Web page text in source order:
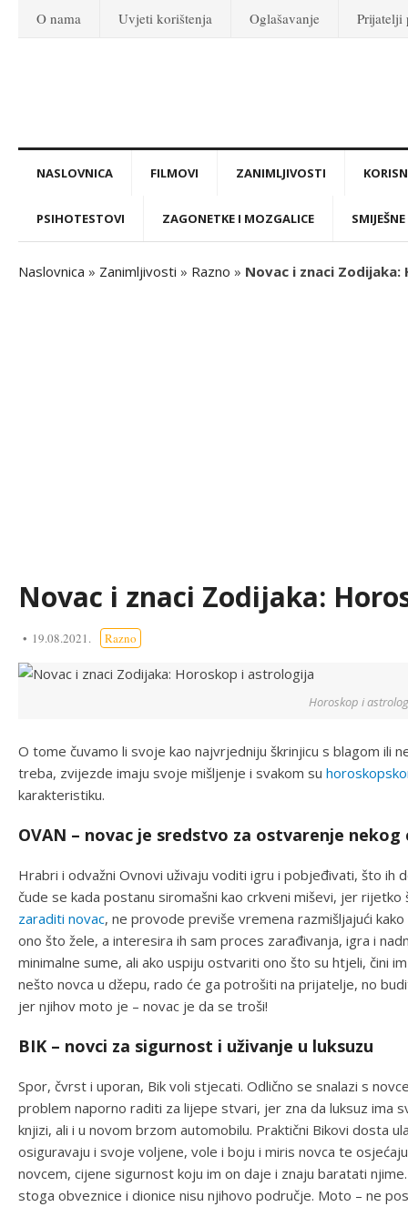
O nama Uvjeti korištenja Oglašavanje Prijatelji
NASLOVNICA FILMOVI ZANIMLJIVOSTI
PSIHOTESTOVI ZAGONETKE I MOZGALICE
Naslovnica » Zanimljivosti » Razno » Novac i znaci
Novac i znaci Zodijaka:
19.08.2021. Razno
Horoskop i
O tome čuvamo li svoje kao najvrjedniju škrinjicu s blagom ili
treba, zvijezde imaju svoje mišljenje i svakom su
karakteristiku.
OVAN – novac je sredstvo za ostvarenje nekog
Hrabri i odvažni Ovnovi uživaju voditi igru i pobjeđivati, što ih
čude se kada postanu siromašni kao crkveni miševi, jer
zaraditi novac, ne provode previše vremena razmišljajući
ono što žele, a interesira ih sam proces zarađivanja, igra i
minimalne sume, ali ako uspiju ostvariti ono što su htjeli, čini
nešto novca u džepu, rado će ga potrošiti na prijatelje, no
jer njihov moto je – novac je da se troši!
BIK – novci za sigurnost i uživanje u luksuzu
Spor, čvrst i uporan, Bik voli stjecati. Odlično se snalazi s
problem naporno raditi za lijepe stvari, jer zna da luksuz ima
knjizi, ali i u novom brzom automobilu. Praktični Bikovi dosta
osiguravaju i svoje voljene, vole i boju i miris novca te
novcem, cijene sigurnost koju im on daje i znaju baratati
stoga obveznice i dionice nisu njihovo područje. Moto – ne